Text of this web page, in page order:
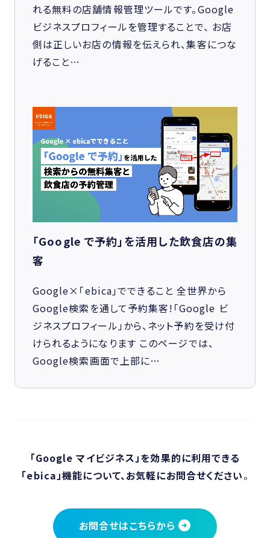
れる無料の店舗情報管理ツールです。Google
ビジネスプロフィールを管理することで、 お店
側は正しいお店の情報を伝えられ、集客につな
げること…
「Google で予約」を活用した飲食店の集
客
Google×｢ebica｣でできること 全世界から
Google検索を通して予約集客!｢Google ビ
ジネスプロフィール｣から、ネット予約を受け付
けられるようになります このページでは、
Google検索画面で上部に…
「Google マイビジネス」を効果的に利用できる
「ebica」機能について、お気軽にお問合せください。
お問合せはこちらから